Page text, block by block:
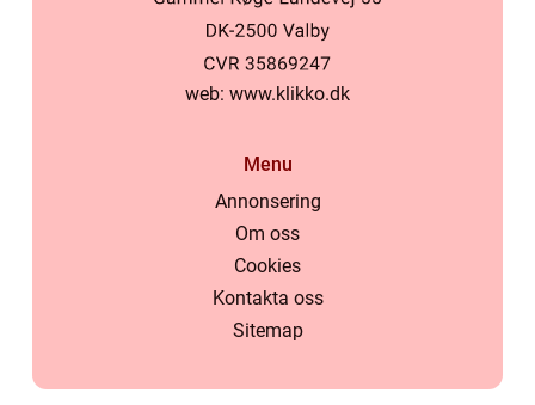
web: www.klikko.dk
Menu
Annonsering
Om oss
Cookies
Kontakta oss
Sitemap